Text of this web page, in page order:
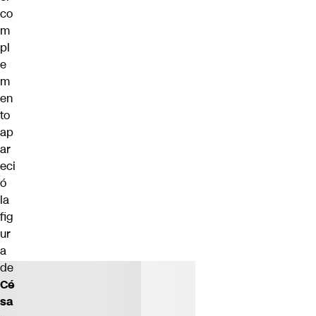
co
m
pl
e
m
en
to
ap
ar
eci
ó
la
fig
ur
a
de
Cé
sa